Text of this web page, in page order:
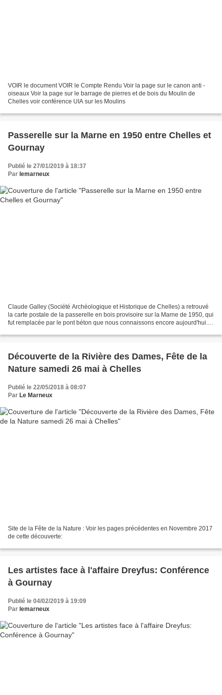
VOIR le document VOIR le Compte Rendu Voir la page sur le canon anti -
oiseaux Voir la page sur le barrage de pierres et de bois du Moulin de
Chelles voir conférence UIA sur les Moulins
Passerelle sur la Marne en 1950 entre Chelles et
Gournay
Publié le 27/01/2019 à 18:37
Par lemarneux
Claude Galley (Société Archéologique et Historique de Chelles) a retrouvé
la carte postale de la passerelle en bois provisoire sur la Marne de 1950, qui
fut remplacée par le pont béton que nous connaissons encore aujourd'hui...
Découverte de la Rivière des Dames, Fête de la
Nature samedi 26 mai à Chelles
Publié le 22/05/2018 à 08:07
Par Le Marneux
Site de la Fête de la Nature : Voir les pages précédentes en Novembre 2017
de cette découverte:
Les artistes face à l'affaire Dreyfus: Conférence
à Gournay
Publié le 04/02/2019 à 19:09
Par lemarneux